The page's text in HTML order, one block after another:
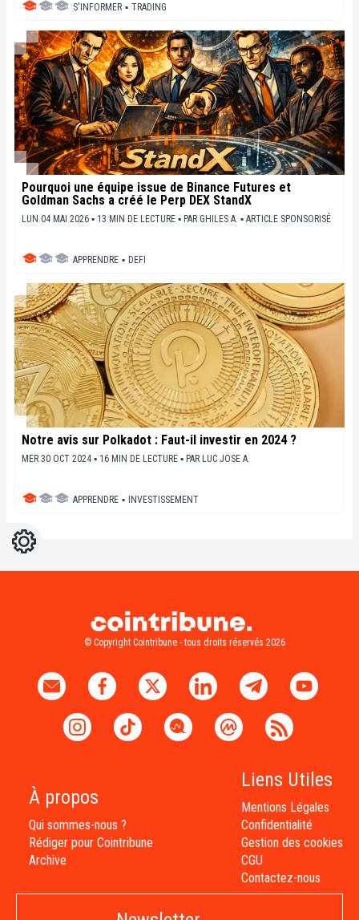
S'INFORMER ▪ TRADING
Pourquoi une équipe issue de Binance Futures et
Goldman Sachs a créé le Perp DEX StandX
LUN 04 MAI 2026 ▪ 13 MIN DE LECTURE ▪ PAR GHILES A. ▪ ARTICLE SPONSORISÉ
APPRENDRE ▪ DEFI
Notre avis sur Polkadot : Faut-il investir en 2024 ?
MER 30 OCT 2024 ▪ 16 MIN DE LECTURE ▪ PAR LUC JOSE A.
APPRENDRE ▪ INVESTISSEMENT
Réglages
© Copyright Cointribune - tous droits réservés 2026
À propos
Qui sommes-nous ?
Rédiger pour Cointribune
Archive
Liens Utiles
Mentions Légales
Confidentialité
Gestion des cookies
CGU
Contactez-nous